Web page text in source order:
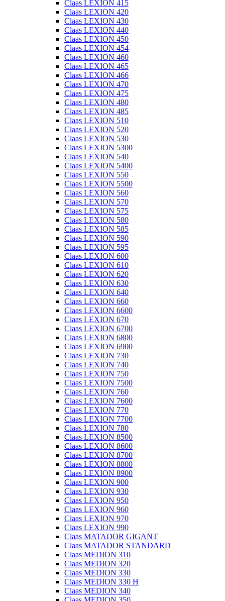
Claas LEXION 415
Claas LEXION 420
Claas LEXION 430
Claas LEXION 440
Claas LEXION 450
Claas LEXION 454
Claas LEXION 460
Claas LEXION 465
Claas LEXION 466
Claas LEXION 470
Claas LEXION 475
Claas LEXION 480
Claas LEXION 485
Claas LEXION 510
Claas LEXION 520
Claas LEXION 530
Claas LEXION 5300
Claas LEXION 540
Claas LEXION 5400
Claas LEXION 550
Claas LEXION 5500
Claas LEXION 560
Claas LEXION 570
Claas LEXION 575
Claas LEXION 580
Claas LEXION 585
Claas LEXION 590
Claas LEXION 595
Claas LEXION 600
Claas LEXION 610
Claas LEXION 620
Claas LEXION 630
Claas LEXION 640
Claas LEXION 660
Claas LEXION 6600
Claas LEXION 670
Claas LEXION 6700
Claas LEXION 6800
Claas LEXION 6900
Claas LEXION 730
Claas LEXION 740
Claas LEXION 750
Claas LEXION 7500
Claas LEXION 760
Claas LEXION 7600
Claas LEXION 770
Claas LEXION 7700
Claas LEXION 780
Claas LEXION 8500
Claas LEXION 8600
Claas LEXION 8700
Claas LEXION 8800
Claas LEXION 8900
Claas LEXION 900
Claas LEXION 930
Claas LEXION 950
Claas LEXION 960
Claas LEXION 970
Claas LEXION 990
Claas MATADOR GIGANT
Claas MATADOR STANDARD
Claas MEDION 310
Claas MEDION 320
Claas MEDION 330
Claas MEDION 330 H
Claas MEDION 340